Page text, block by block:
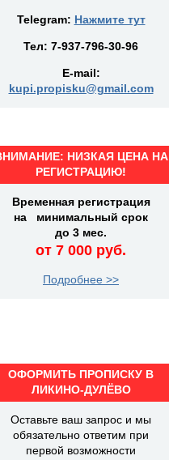
Telegram: Нажмите тут
Тел: 7-937-796-30-96
E-mail:
kupi.propisku@gmail.com
НИЗКАЯ ЦЕНА НА
РЕГИСТРАЦИЮ!
Временная регистрация
на минимальный срок
до 3 мес.
от 7 000 руб.
Подробнее >>
ОФОРМИТЬ ПРОПИСКУ В
ЛИКИНО-ДУЛЁВО
Оставьте ваш запрос и мы
обязательно ответим при
первой возможности